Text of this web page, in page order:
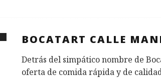
BOCATART CALLE
Detrás del simpático nombre de
oferta de comida rápida y de